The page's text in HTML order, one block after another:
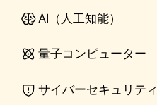
AI（人工知能）
量子コンピューター
サイバーセキュリティ